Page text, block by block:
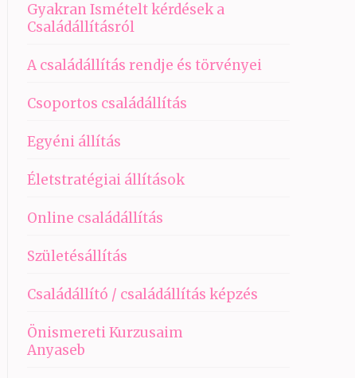
Gyakran Ismételt kérdések a
Családállításról
A családállítás rendje és törvényei
Csoportos családállítás
Egyéni állítás
Életstratégiai állítások
Online családállítás
Születésállítás
Családállító / családállítás képzés
Önismereti Kurzusaim
Anyaseb